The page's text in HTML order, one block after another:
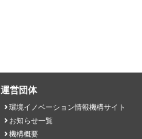
運営団体
環境イノベーション情報機構サイト
お知らせ一覧
機構概要